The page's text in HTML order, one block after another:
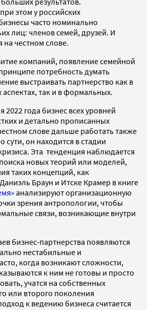
этом у российских
часто номинально
лиц: членов семей, друзей. И
честном слове.
компаний, появление семейной
потребность думать
выстраивать партнерство как в
аспектах, так и в формальных.
2022 года бизнес всех уровней
и детально прописанных
слове дальше работать также
сути, он находится в стадии
Эта тенденция наблюдается
новых теорий или моделей,
таких концепций, как
Браун и Итске Крамер в книге
анализируют организационную
зрения антропологии, чтобы
связи, возникающие внутри
бизнес-партнерства появляются
нестабильные и
когда возникают сложности,
к ним не готовы и просто
учатся на собственных
или второго поколения
к ведению бизнеса считается